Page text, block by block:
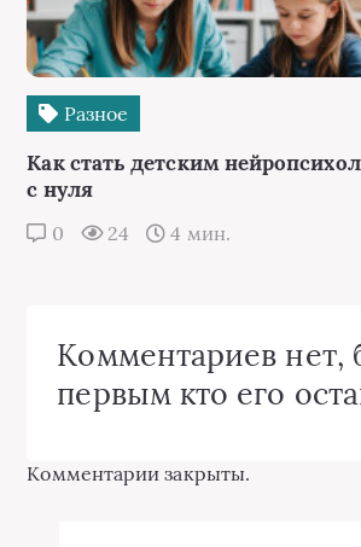
Разное
Как стать детским
с нуля
0 24 4 мин.
Комментариев нет,
первым кто его
Комментарии закрыты.